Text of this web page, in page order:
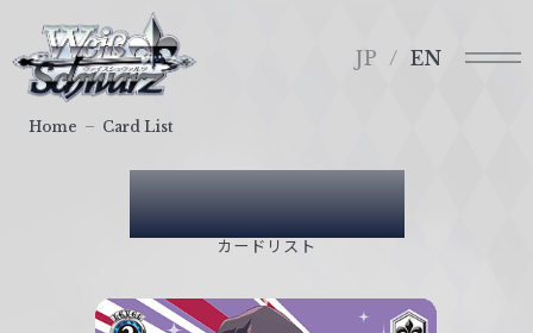
ァ
イ
JP EN
Card List
カードリスト
Home Card List